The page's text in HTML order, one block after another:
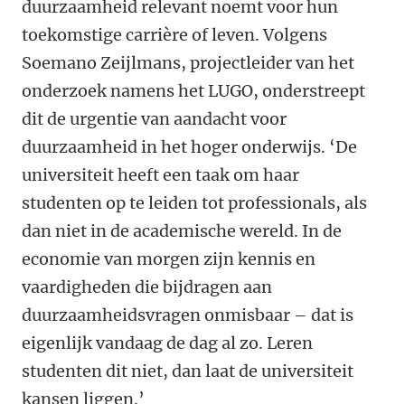
duurzaamheid relevant noemt voor hun
toekomstige carrière of leven. Volgens
Soemano Zeijlmans, projectleider van het
onderzoek namens het LUGO, onderstreept
dit de urgentie van aandacht voor
duurzaamheid in het hoger onderwijs. ‘De
universiteit heeft een taak om haar
studenten op te leiden tot professionals, als
dan niet in de academische wereld. In de
economie van morgen zijn kennis en
vaardigheden die bijdragen aan
duurzaamheidsvragen onmisbaar – dat is
eigenlijk vandaag de dag al zo. Leren
studenten dit niet, dan laat de universiteit
kansen liggen.’